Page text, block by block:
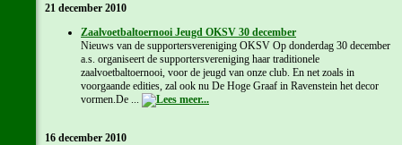
21 december 2010
Zaalvoetbaltoernooi Jeugd OKSV 30 december
Nieuws van de supportersvereniging OKSV Op donderdag 30 december
a.s. organiseert de supportersvereniging haar traditionele
zaalvoetbaltoernooi, voor de jeugd van onze club. En net zoals in
voorgaande edities, zal ook nu De Hoge Graaf in Ravenstein het decor
vormen.De ...
16 december 2010